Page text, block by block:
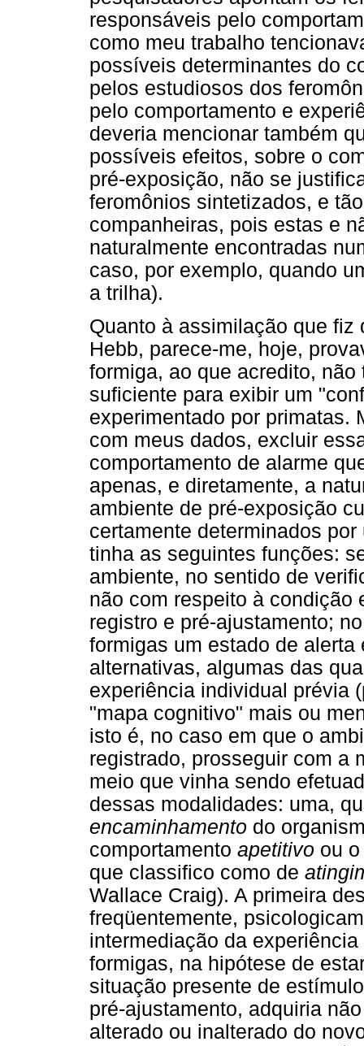
responsáveis pelo
como meu trabalho
possíveis determinantes do
pelos estudiosos dos
pelo comportamento e
deveria mencionar também
possíveis efeitos, sobre o
pré-exposição, não se
feromônios sintetizados, e
companheiras, pois estas e
naturalmente encontradas
caso, por exemplo, quando
a trilha).
Quanto à assimilação que
Hebb, parece-me, hoje,
formiga, ao que acredito,
suficiente para exibir um
experimentado por primatas.
com meus dados, excluir
comportamento de alarme
apenas, e diretamente, a
ambiente de pré-exposição
certamente determinados
tinha as seguintes funções:
ambiente, no sentido de
não com respeito à condição
registro e pré-ajustamento;
formigas um estado de
alternativas, algumas das
experiência individual prévia
"mapa cognitivo" mais ou
isto é, no caso em que o
registrado, prosseguir com a
meio que vinha sendo
dessas modalidades: uma,
encaminhamento do
comportamento apetitivo ou
que classifico como de
Wallace Craig). A primeira
freqüentemente,
intermediação da
formigas, na hipótese de
situação presente de
pré-ajustamento, adquiria
alterado ou inalterado do